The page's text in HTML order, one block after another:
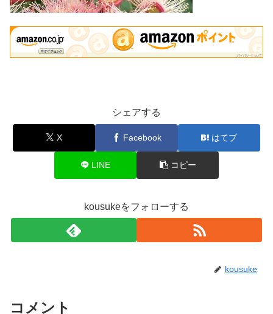
シェアする
X Facebook はてブ
LINE コピー
kousukeをフォローする
kousuke
コメント